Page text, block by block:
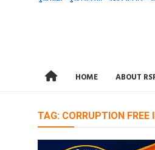
HOME ABOUT
TAG: CORRUPTION FREE